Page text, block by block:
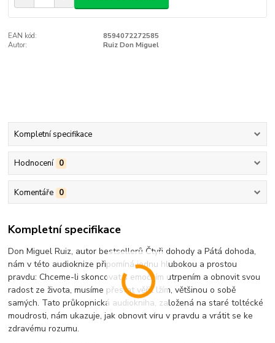
EAN kód:
8594072272585
Autor:
Ruiz Don Miguel
Kompletní specifikace
Hodnocení 0
Komentáře 0
Kompletní specifikace
Don Miguel Ruiz, autor bestsellerů Čtyři dohody a Pátá dohoda,
nám v této audioknize připomíná jednu hlubokou a prostou
pravdu: Chceme-li skoncovat s emočním utrpením a obnovit svou
radost ze života, musíme přestat věřit lžím, většinou o sobě
samých. Tato průkopnická audiokniha, založená na staré toltécké
moudrosti, nám ukazuje, jak obnovit víru v pravdu a vrátit se ke
zdravému rozumu.